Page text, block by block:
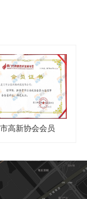
市高新协会会员